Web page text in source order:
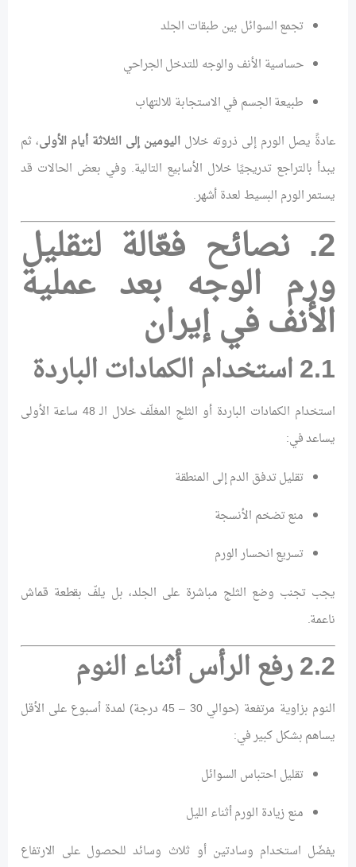
تجمع السوائل بين طبقات الجلد
حساسية الأنف والوجه للتدخل الجراحي
طبيعة الجسم في الاستجابة للالتهاب
عادةً يصل الورم إلى ذروته خلالاليومين إلى الثلاثة أيام الأولى، ثم
يبدأ بالتراجع تدريجيًا خلال الأسابيع التالية. وفي بعض الحالات قد
يستمر الورم البسيط لعدة أشهر.
2. نصائح فعّالة لتقليل
ورم الوجه بعد عملية
الأنف في إيران
2.1 استخدام الكمادات الباردة
استخدام الكمادات الباردة أو الثلج المغلّف خلال الـ 48 ساعة الأولى
يساعد في:
تقليل تدفق الدم إلى المنطقة
منع تضخم الأنسجة
تسريع انحسار الورم
يجب تجنب وضع الثلج مباشرة على الجلد، بل يلفّ بقطعة قماش
ناعمة.
2.2 رفع الرأس أثناء النوم
النوم بزاوية مرتفعة (حوالي 30 – 45 درجة) لمدة أسبوع على الأقل
يساهم بشكل كبير في:
تقليل احتباس السوائل
منع زيادة الورم أثناء الليل
يفضّل استخدام وسادتين أو ثلاث وسائد للحصول على الارتفاع